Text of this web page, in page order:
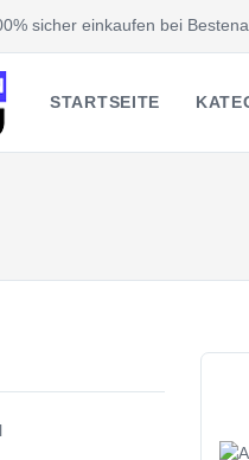
sicher einkaufen bei
STARTSEITE